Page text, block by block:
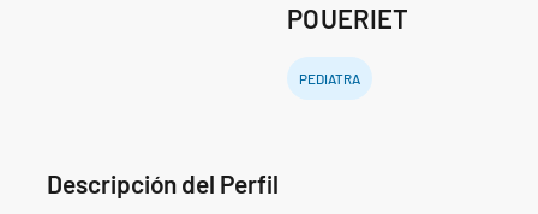
POUERIET
PEDIATRA
Descripción del Perfil